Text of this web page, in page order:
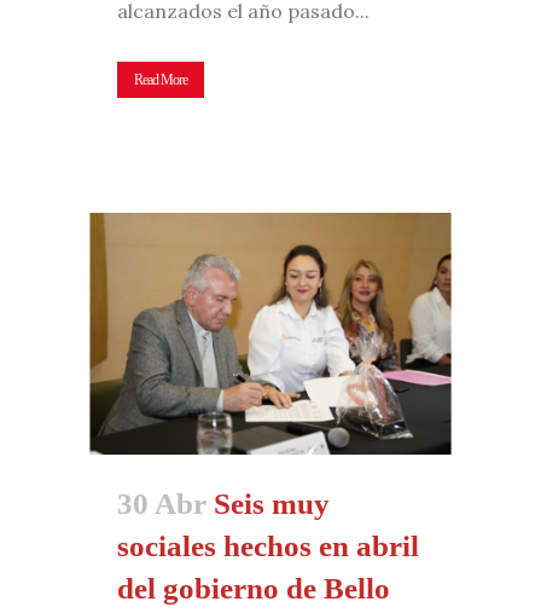
alcanzados el año pasado...
Read More
30 Abr Seis muy
sociales hechos en abril
del gobierno de Bello